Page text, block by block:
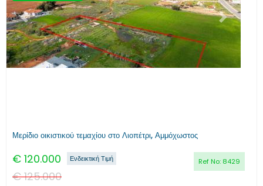
Προηγούμενο Επόμενο
Μερίδιο οικιστικού τεμαχίου στο Λιοπέτρι, Αμμόχωστος
€ 120.000 Ref No: 8429
Ενδεικτική Τιμή
€125.000